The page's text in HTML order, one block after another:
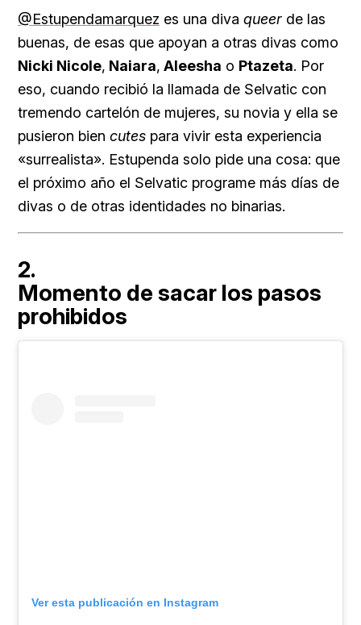
@Estupendamarquez es una diva queer de las
buenas, de esas que apoyan a otras divas como
Nicki Nicole, Naiara, Aleesha o Ptazeta. Por
eso, cuando recibió la llamada de Selvatic con
tremendo cartelón de mujeres, su novia y ella se
pusieron bien cutes para vivir esta experiencia
«surrealista». Estupenda solo pide una cosa: que
el próximo año el Selvatic programe más días de
divas o de otras identidades no binarias.
2.
Momento de sacar los pasos
prohibidos
Ver esta publicación en Instagram